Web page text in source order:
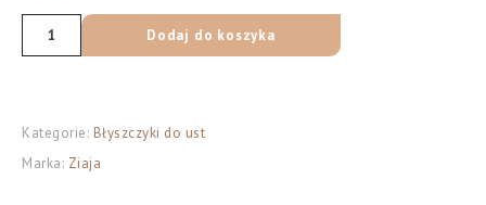
ilość
Ziaja
ananas,
12
Dodaj do koszyka
Kategorie: Błyszczyki do ust
Marka: Ziaja